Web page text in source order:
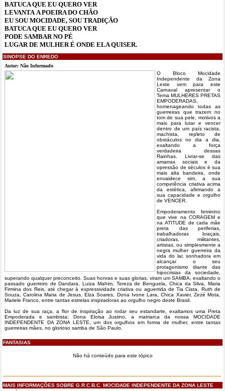
BATUCA QUE EU QUERO VER
LEVANTA A POEIRA DO CHÃO
EU SOU MOCIDADE, SOU TRADIÇÃO
BATUCA QUE EU QUERO VER
PODE SAMBAR NO PÉ
LUGAR DE MULHER É ONDE ELA QUISER.
SINOPSE DO ENREDO
Autor: Não Informado
O Bloco Mocidade
Independente da Zona
Leste vem para este
Carnaval apresentar o
Tema MULHERES PRETAS
EMPODERADAS,
homenageando todas as
guerreiras que trazem no
tom de sua pele, motivos a
mais para lutar e vencer
dentro de um país racista,
machista, repleto de
obstáculos no dia a dia,
exaltando a força
verdadeira dessas
Rainhas. Livrar-se das
amarras sociais e da
opressão de séculos é sua
mais alta bandeira, onde
envaidece sim, a sua
competência criativa acima
da estética, afirmando a
sua capacidade e orgulho
de VENCER.
Empoderamento feminino
que vive na CORAGEM e
na ATITUDE de cada mãe
preta das periferias,
trabalhadoras braçais,
criadoras, militantes,
artistas, ou simplesmente a
negra mulher guerreira da
vida do lar, sonhadora em
alcançar o seu
protagonismo diante das
hipocrisias da sociedade,
superando qualquer preconceito. Suas honras e suas glorias, viram um SAMBA, exaltando o
passado guerreiro de Dandara, Luiza Mahim, Tereza de Benguela, Chica da Silva, Maria
Firmina dos Reis, até chegar à expressividade criativa ou aguerrida de Tia Ciata, Ruth de
Souza, Carolina Maria de Jesus, Elza Soares, Dona Ivone Lara, Chica Xavier, Zezé Mota,
Mariele Franco, entre tantas estrelas inspiradoras ao orgulho negro deste Brasil.
Da luz de sua raça, a flor de inspiração ao rodar seu estandarte, exaltamos uma Preta
Empoderada e sambista; Dona Eloisa Justino, a matriarca da nossa MOCIDADE
INDEPENDENTE DA ZONA LESTE, um dos orgulhos em forma de mulher, entre tantas
guerreiras mães, no glorioso samba de São Paulo.
FANTASIAS
Não há conteúdo para este tópico
MAIS INFORMAÇÕES SOBRE G.R.C.B.C. MOCIDADE INDEPENDENTE DA ZONA LESTE